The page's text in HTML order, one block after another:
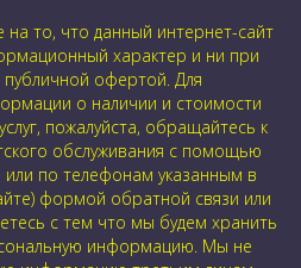
то, что данный интернет-сайт
характер и ни при
публичной офертой. Для
о наличии и стоимости
пожалуйста, обращайтесь к
обслуживания с помощью
по телефонам указанным в
формой обратной связи или
с тем что мы будем хранить
информацию. Мы не